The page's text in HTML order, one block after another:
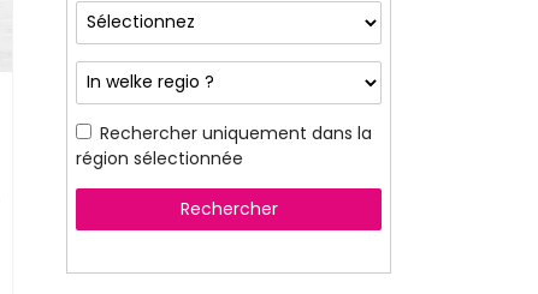
Rechercher uniquement dans la
région sélectionnée
Rechercher